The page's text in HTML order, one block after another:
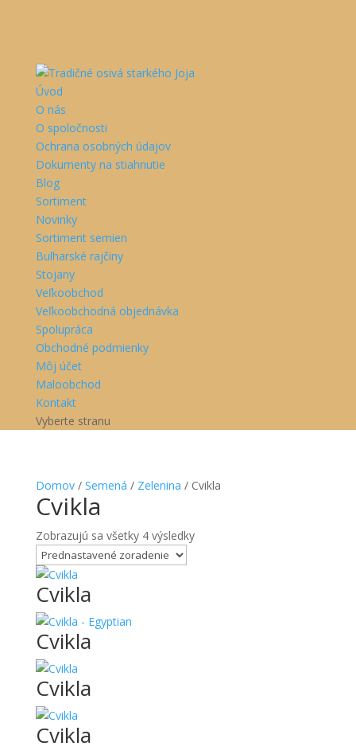
Úvod
O nás
O spoločnosti
Ochrana osobných údajov
Dokumenty na stiahnutie
Blog
Sortiment
Novinky
Sortiment semien
Bulharské rajčiny
Stojany
Veľkoobchod
Veľkoobchodná objednávka
Spolupráca
Obchodné podmienky
Môj účet
Maloobchod
Kontakt
Vyberte stranu
Domov/ Semená / Zelenina / Cvikla
Cvikla
Zobrazujú sa všetky 4 výsledky
Cvikla
Cvikla
Cvikla
Cvikla